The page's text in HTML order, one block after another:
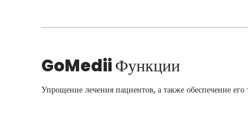
GoMediiФункции
Упрощение лечения пациентов, а также обеспечение